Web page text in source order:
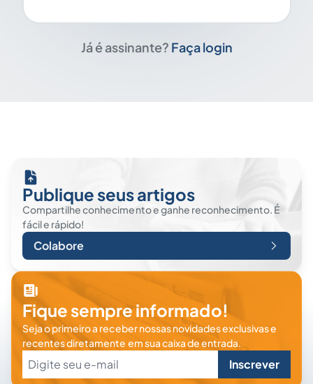
Já é assinante? Faça login
Publique seus artigos
Compartilhe conhecimento e ganhe reconhecimento. É
fácil e rápido!
Colabore
Fique sempre informado!
Seja o primeiro a receber nossas novidades exclusivas e
recentes diretamente em sua caixa de entrada.
Inscrever